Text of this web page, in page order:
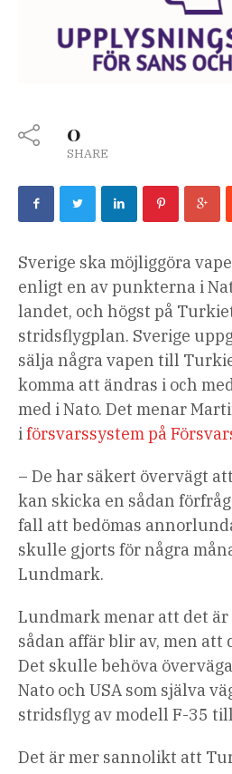
0
SHARE
Sverige ska möjliggöra
enligt en av punkterna i
landet, och högst på
stridsflygplan. Sverige
sälja några vapen till
komma att ändras i och
med i Nato. Det menar
i försvarssystem på
– De har säkert övervägt
kan skicka en sådan
fall att bedömas
skulle gjorts för några
Lundmark.
Lundmark menar att det
sådan affär blir av, men att
Det skulle behöva
Nato och USA som själva
stridsflyg av modell F-35
Det är mer sannolikt att